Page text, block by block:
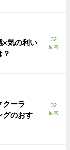
×気の利い
32
回答
クーラ
グのおす
32
回答